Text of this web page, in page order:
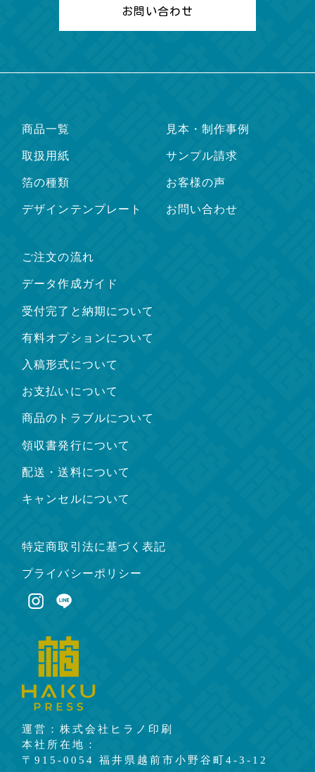
お問い合わせ
商品一覧
取扱用紙
箔の種類
デザインテンプレート
見本・制作事例
サンプル請求
お客様の声
お問い合わせ
ご注文の流れ
データ作成ガイド
受付完了と納期について
有料オプションについて
入稿形式について
お支払いについて
商品のトラブルについて
領収書発行について
配送・送料について
キャンセルについて
特定商取引法に基づく表記
プライバシーポリシー
運営：株式会社ヒラノ印刷
本社所在地：
〒915-0054 福井県越前市小野谷町4-3-12